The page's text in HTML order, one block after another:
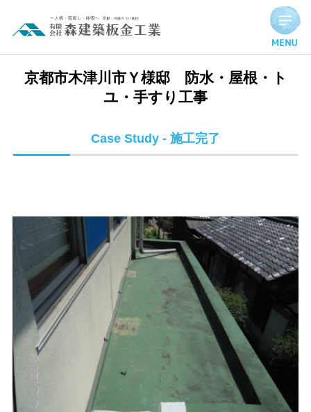
京都市木津川市Ｙ様邸 防水・屋根・トユ・手すり工事 | 施工
京都市木津川市Ｙ様邸 防水・屋根・ト
ユ・手すり工事
Case Study - 施工完了